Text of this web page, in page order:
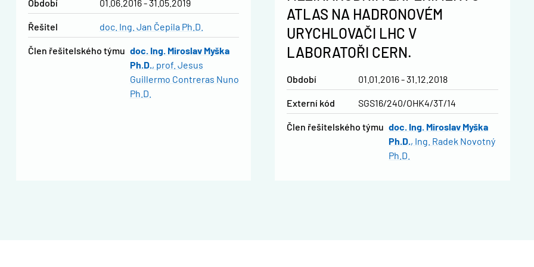
Období 01.06.2016 - 31.05.2019
řešitel doc. Ing. Jan Čepila Ph.D.
člen řešitelského týmu doc. Ing. Miroslav Myška
Ph.D. prof. Jesus
Guillermo Contreras Nuno
Ph.D.
ATLAS NA HADRONOVÉM
URYCHLOVAČI LHC V
LABORATOŘI CERN.
Období 01.01.2016 - 31.12.2018
Externí kód SGS16/240/OHK4/3T/14
člen řešitelského týmu doc. Ing. Miroslav Myška
Ph.D. Ing. Radek Novotný
Ph.D.